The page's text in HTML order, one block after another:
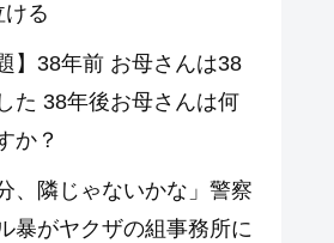
ける
】38年前 お母さんは38
た 38年後お母さんは何
か？
、隣じゃないかな」警察
暴がヤクザの組事務所に